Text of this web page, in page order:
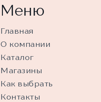
Меню
Главная
О компании
Каталог
Магазины
Как выбрать
Контакты